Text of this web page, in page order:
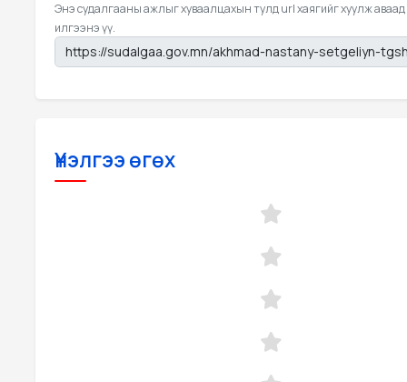
Энэ судалгааны ажлыг хуваалцахын тулд url хаягийг хуулж аваад
илгээнэ үү.
Үнэлгээ өгөх